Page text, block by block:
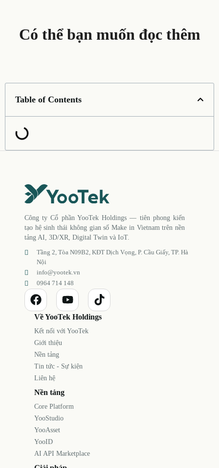
Có thể bạn muốn đọc thêm
Table of Contents
Công ty Cổ phần YooTek Holdings — tiên phong kiến
tạo hệ sinh thái không gian số Make in Vietnam trên nền
tảng AI, 3D/XR, Digital Twin và IoT.
Tầng 2, Tòa N09B2, KĐT Dịch Vọng, P. Cầu Giấy, TP. Hà
Nội
info@yootek.vn
0964 714 148
Về YooTek Holdings
Kết nối với YooTek
Giới thiệu
Nền tảng
Tin tức - Sự kiện
Liên hệ
Nền tảng
Core Platform
YooStudio
YooAsset
YooID
AI API Marketplace